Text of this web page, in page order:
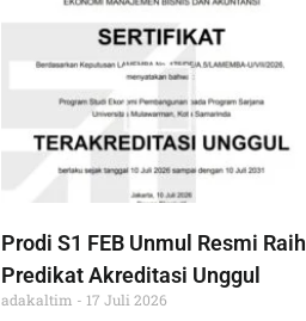
Prodi S1 FEB Unmul Resmi Raih
Predikat Akreditasi Unggul
adakaltim 17 Juli 2026